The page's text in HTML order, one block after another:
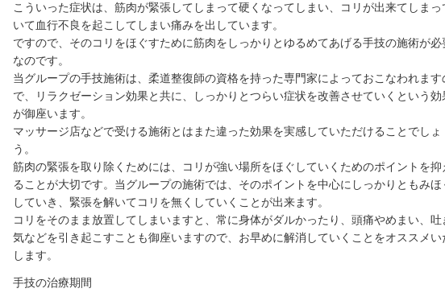
こういった症状は、筋肉が緊張してしまって硬くなってしまい、コリが出来てしまっ
いて血行不良を起こしてしまい痛みを出しています。
ですので、そのコリをほぐすために筋肉をしっかりとゆるめてあげる手技の施術が必
なのです。
当グループの手技施術は、柔道整復師の資格を持った専門家によっておこなわれます
で、リラクゼーション効果と共に、しっかりとつらい症状を改善させていくという効
が御座います。
マッサージ店などで受ける施術とはまた違った効果を実感していただけることでしょ
う。
筋肉の緊張を取り除くためには、コリが強い場所をほぐしていくためのポイントを抑
ることが大切です。当グループの施術では、そのポイントを中心にしっかりともみほ
していき、緊張を解いてコリを無くしていくことが出来ます。
コリをそのまま放置してしまいますと、常に身体がダルかったり、頭痛やめまい、吐
気などを引き起こすことも御座いますので、お早めに解消していくことをオススメい
します。
手技の治療期間